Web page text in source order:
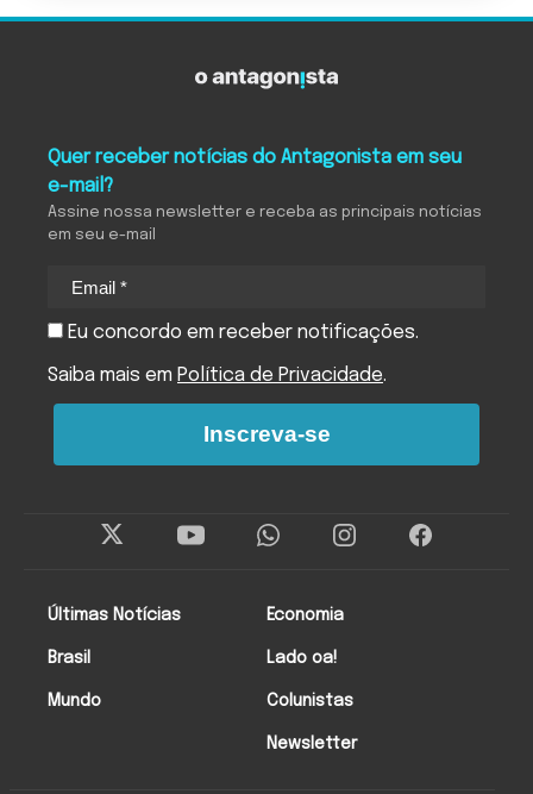
Últimas Notícias
Brasil
Mundo
Economia
Lado oa!
Colunistas
Newsletter
Quer receber notícias do Antagonista em seu
e-mail?
Assine nossa newsletter e receba as principais notícias
em seu e-mail
Eu concordo em receber notificações.
Saiba mais em Política de Privacidade.
Inscreva-se